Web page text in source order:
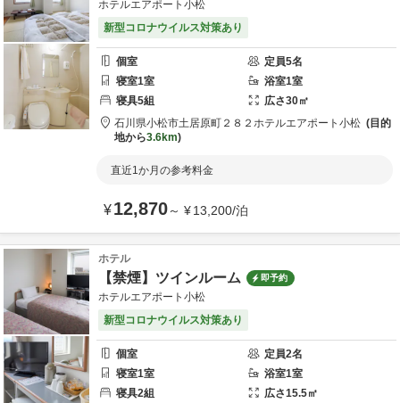
ホテルエアポート小松
新型コロナウイルス対策あり
個室 定員5名
寝室1室 浴室1室
寝具5組 広さ30㎡
石川県小松市土居原町２８２ ホテルエアポート小松
目的
地から3.6km
直近1か月の参考料金
¥12,870～ ¥13,200/泊
ホテル
【禁煙】ツインルーム 即予約
ホテルエアポート小松
新型コロナウイルス対策あり
個室 定員2名
寝室1室 浴室1室
寝具2組 広さ15.5㎡